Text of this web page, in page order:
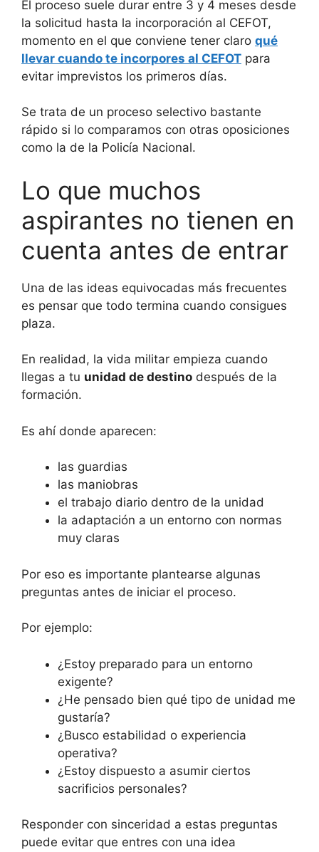
El proceso suele durar entre 3 y 4 meses desde
la solicitud hasta la incorporación al CEFOT,
momento en el que conviene tener claro qué
llevar cuando te incorpores al CEFOT para
evitar imprevistos los primeros días.
Se trata de un proceso selectivo bastante
rápido si lo comparamos con otras oposiciones
como la de la Policía Nacional.
Lo que muchos
aspirantes no tienen en
cuenta antes de entrar
Una de las ideas equivocadas más frecuentes
es pensar que todo termina cuando consigues
plaza.
En realidad, la vida militar empieza cuando
llegas a tu unidad de destino después de la
formación.
Es ahí donde aparecen:
las guardias
las maniobras
el trabajo diario dentro de la unidad
la adaptación a un entorno con normas
muy claras
Por eso es importante plantearse algunas
preguntas antes de iniciar el proceso.
Por ejemplo:
¿Estoy preparado para un entorno
exigente?
¿He pensado bien qué tipo de unidad me
gustaría?
¿Busco estabilidad o experiencia
operativa?
¿Estoy dispuesto a asumir ciertos
sacrificios personales?
Responder con sinceridad a estas preguntas
puede evitar que entres con una idea